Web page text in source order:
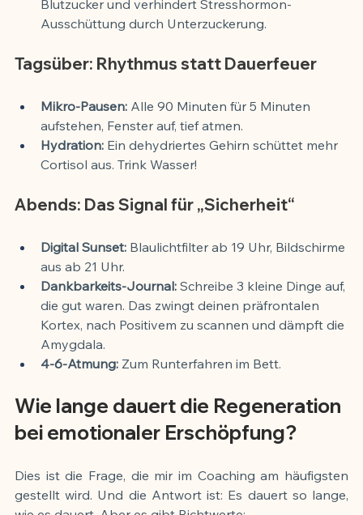
Blutzucker und verhindert Stresshormon-
Ausschüttung durch Unterzuckerung.
Tagsüber: Rhythmus statt Dauerfeuer
Mikro-Pausen: Alle 90 Minuten für 5 Minuten
aufstehen, Fenster auf, tief atmen.
Hydration: Ein dehydriertes Gehirn schüttet mehr
Cortisol aus. Trink Wasser!
Abends: Das Signal für „Sicherheit“
Digital Sunset: Blaulichtfilter ab 19 Uhr, Bildschirme
aus ab 21 Uhr.
Dankbarkeits-Journal: Schreibe 3 kleine Dinge auf,
die gut waren. Das zwingt deinen präfrontalen
Kortex, nach Positivem zu scannen und dämpft die
Amygdala.
4-6-Atmung: Zum Runterfahren im Bett.
Wie lange dauert die Regeneration
bei emotionaler Erschöpfung?
Dies ist die Frage, die mir im Coaching am häufigsten
gestellt wird. Und die Antwort ist: Es dauert so lange,